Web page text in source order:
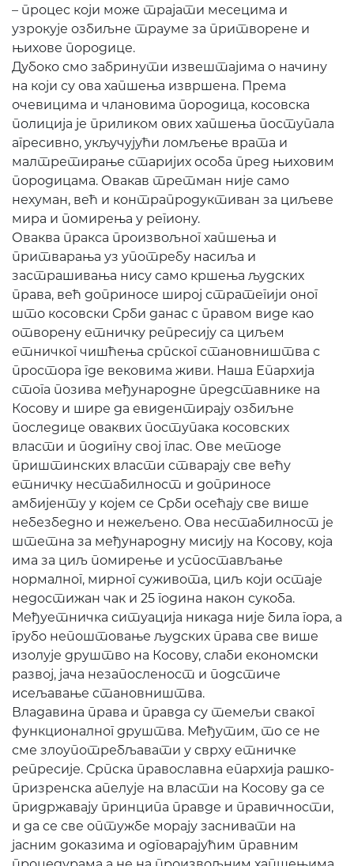
– процес који може трајати месецима и
узрокује озбиљне трауме за притворене и
њихове породице.
Дубоко смо забринути извештајима о начину
на који су ова хапшења извршена. Према
очевицима и члановима породица, косовска
полиција је приликом ових хапшења поступала
агресивно, укључујући ломљење врата и
малтретирање старијих особа пред њиховим
породицама. Овакав третман није само
нехуман, већ и контрапродуктиван за циљеве
мира и помирења у региону.
Оваква пракса произвољног хапшења и
притварања уз употребу насиља и
застрашивања нису само кршења људских
права, већ доприносе широј стратегији оног
што косовски Срби данас с правом виде као
отворену етничку репресију са циљем
етничког чишћења српског становништва с
простора где вековима живи. Наша Епархија
стога позива међународне представнике на
Косову и шире да евидентирају озбиљне
последице оваквих поступака косовских
власти и подигну свој глас. Ове методе
приштинских власти стварају све већу
етничку нестабилност и доприносе
амбијенту у којем се Срби осећају све више
небезбедно и нежељено. Ова нестабилност је
штетна за међународну мисију на Косову, која
има за циљ помирење и успостављање
нормалног, мирног суживота, циљ који остаје
недостижан чак и 25 година након сукоба.
Међуетничка ситуација никада није била гора, а
грубо непоштовање људских права све више
изолује друштво на Косову, слаби економски
развој, јача незапосленост и подстиче
исељавање становништва.
Владавина права и правда су темељи сваког
функционалног друштва. Међутим, то се не
сме злоупотребљавати у сврху етничке
репресије. Српска православна епархија рашко-
призренска апелује на власти на Косову да се
придржавају принципа правде и правичности,
и да се све оптужбе морају заснивати на
јасним доказима и одговарајућим правним